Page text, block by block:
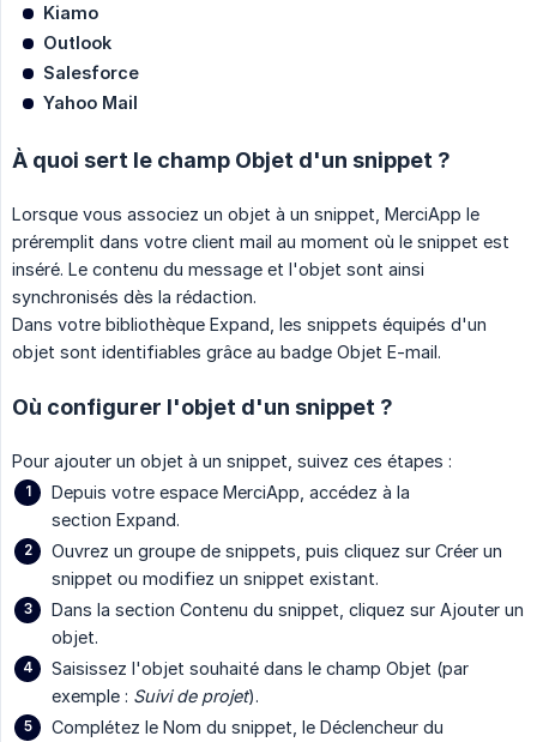
Kiamo
Outlook
Salesforce
Yahoo Mail
À quoi sert le champ Objet d'un snippet ?
Lorsque vous associez un objet à un snippet, MerciApp le
préremplit dans votre client mail au moment où le snippet est
inséré. Le contenu du message et l'objet sont ainsi
synchronisés dès la rédaction.
Dans votre bibliothèque Expand, les snippets équipés d'un
objet sont identifiables grâce au badge Objet E-mail.
Où configurer l'objet d'un snippet ?
Pour ajouter un objet à un snippet, suivez ces étapes :
Depuis votre espace MerciApp, accédez à la
section Expand.
Ouvrez un groupe de snippets, puis cliquez sur Créer un
snippet ou modifiez un snippet existant.
Dans la section Contenu du snippet, cliquez sur Ajouter un
objet.
Saisissez l'objet souhaité dans le champ Objet (par
exemple : Suivi de projet).
Complétez le Nom du snippet, le Déclencheur du